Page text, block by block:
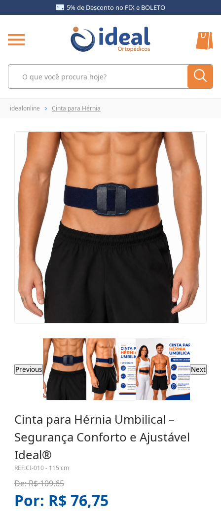
5% de Desconto no PIX e BOLETO
idealonline Cinta para Hérnia
Previous Next
Cinta para Hérnia Umbilical –
Segurança Conforto e Ajustável
Ideal®
REF:CI-010 - 115 cm
De:R$ 109,65
Por: R$ 76,75